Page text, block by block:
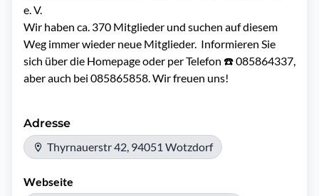
e. V.
Wir haben ca. 370 Mitglieder und suchen auf diesem
Weg immer wieder neue Mitglieder.  Informieren Sie
sich über die Homepage oder per Telefon ☎️ 085864337,
aber auch bei 085865858. Wir freuen uns!
Adresse
Thyrnauerstr 42, 94051 Wotzdorf
Webseite